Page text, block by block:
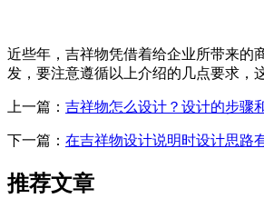
近些年，吉祥物凭借着给企业所带来的
发，要注意遵循以上介绍的几点要求，
上一篇： 吉祥物怎么设计？设计的步骤
下一篇： 在吉祥物设计说明时设计思路
推荐文章